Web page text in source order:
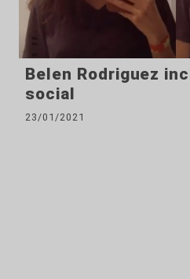
Belen Rodriguez
social
23/01/2021